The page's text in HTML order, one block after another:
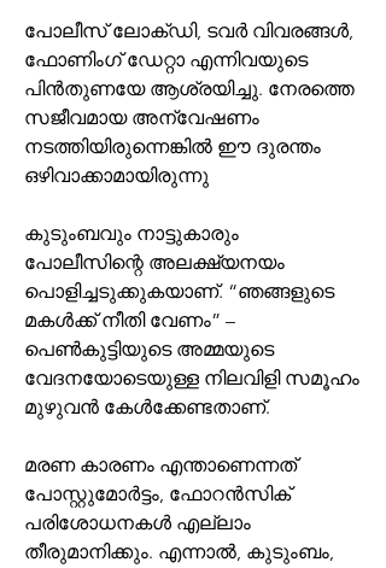
പോലീസ് ലോക്‌ഡി, ടവർ വിവരങ്ങൾ,
ഫോണിംഗ് ഡേറ്റാ എന്നിവയുടെ
പിന്‍തുണയേ ആശ്രയിച്ചു. നേരത്തെ
സജീവമായ അന്വേഷണം
നടത്തിയിരുന്നെങ്കിൽ ഈ ദുരന്തം
ഒഴിവാക്കാമായിരുന്നു
കുടുംബവും നാട്ടുകാരും
പോലീസിന്റെ അലക്ഷ്യനയം
പൊളിച്ചടുക്കുകയാണ്. “ഞങ്ങളുടെ
മകൾക്ക് നീതി വേണം” –
പെൺകുട്ടിയുടെ അമ്മയുടെ
വേദനയോടെയുള്ള നിലവിളി സമൂഹം
മുഴുവൻ കേൾക്കേണ്ടതാണ്.
മരണ കാരണം എന്താണെന്നത്
പോസ്റ്റുമോർട്ടം, ഫോറൻസിക്
പരിശോധനകൾ എല്ലാം
തീരുമാനിക്കും. എന്നാൽ, കുടുംബം,